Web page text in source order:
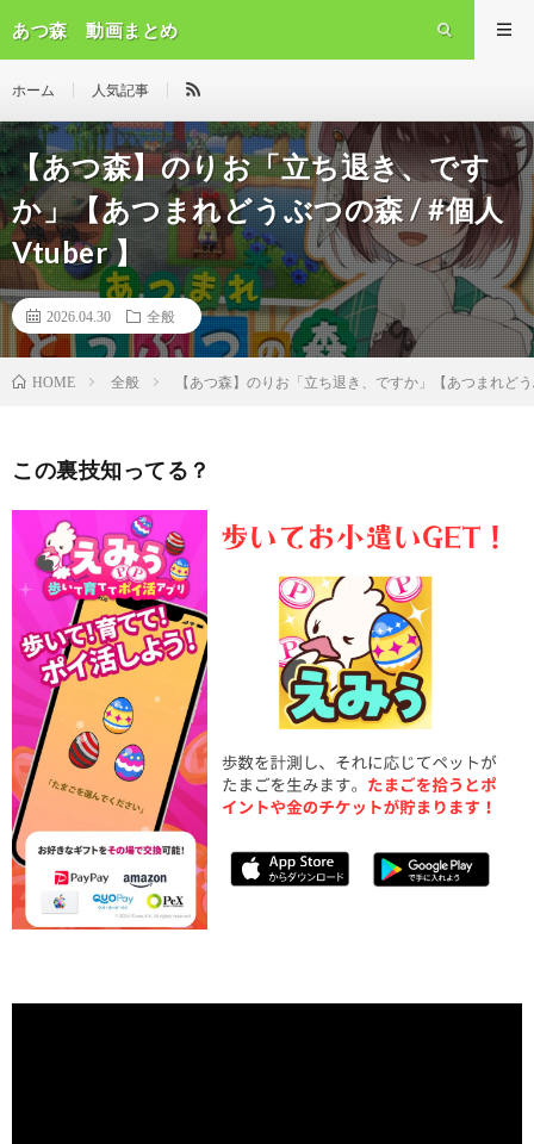
あつ森 動画まとめ
ホーム 人気記事
【あつ森】のりお「立ち退き、です
か」【あつまれどうぶつの森 / #個人
Vtuber 】
2026.04.30 全般
HOME 全般 【あつ森】のりお「立ち退き、ですか」【あつまれど
この裏技知ってる？